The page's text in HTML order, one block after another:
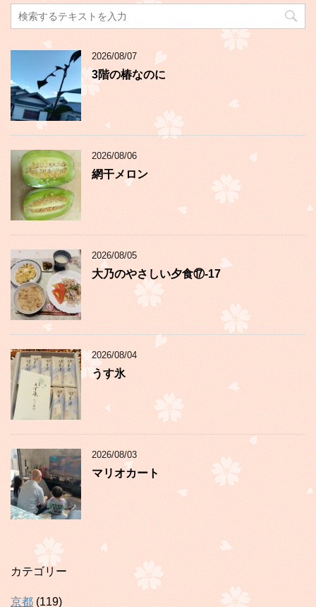
2026/08/07
3階の椿なのに
2026/08/06
網干メロン
2026/08/05
大乃のやさしい夕食⑰-17
2026/08/04
うす氷
2026/08/03
マリオカート
カテゴリー
京都 (119)